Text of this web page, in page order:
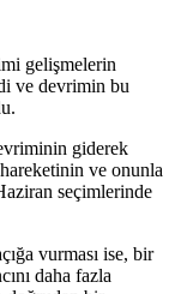
gelişmelerin
ve devrimin bu
giderek
ve onunla
seçimlerinde
vurması ise, bir
daha fazla